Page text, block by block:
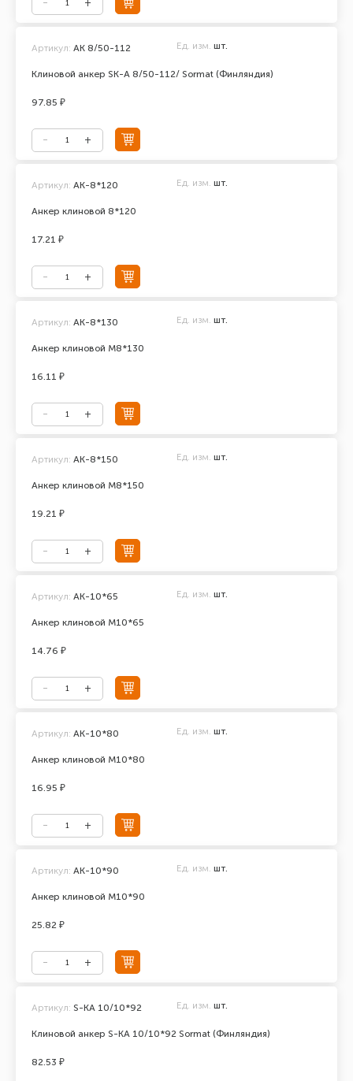
Клиновой анкер SK-A 8/50-112/ Sormat (Финляндия)
Артикул: AK 8/50-112 Ед. изм. шт.
97.85 ₽
Анкер клиновой 8*120
Артикул: АК-8*120 Ед. изм. шт.
17.21 ₽
Анкер клиновой М8*130
Артикул: АК-8*130 Ед. изм. шт.
16.11 ₽
Анкер клиновой М8*150
Артикул: АК-8*150 Ед. изм. шт.
19.21 ₽
Анкер клиновой М10*65
Артикул: АК-10*65 Ед. изм. шт.
14.76 ₽
Анкер клиновой М10*80
Артикул: АК-10*80 Ед. изм. шт.
16.95 ₽
Анкер клиновой М10*90
Артикул: АК-10*90 Ед. изм. шт.
25.82 ₽
Клиновой анкер S-KA 10/10*92 Sormat (Финляндия)
Артикул: S-KA 10/10*92 Ед. изм. шт.
82.53 ₽